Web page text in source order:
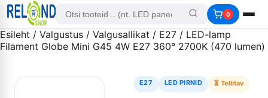
0
Esileht / Valgustus / Valgusallikat / E27 / LED-lamp
Filament Globe Mini G45 4W E27 360° 2700K (470 lumen)
E27 LED PIRNID ⏳ Tellitav